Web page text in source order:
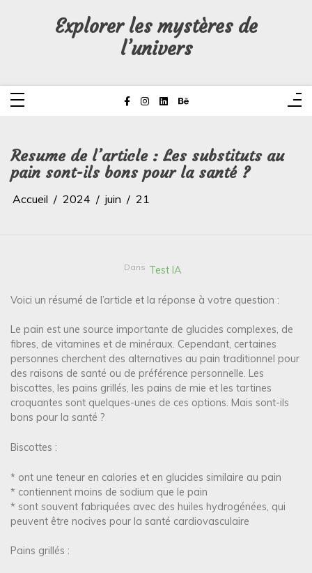
Explorer les mystères de
l’univers
Resume de l’article : Les substituts au
pain sont-ils bons pour la santé ?
Accueil 2024 juin 21
Dans Test IA
Voici un résumé de l’article et la réponse à votre question :
Le pain est une source importante de glucides complexes, de
fibres, de vitamines et de minéraux. Cependant, certaines
personnes cherchent des alternatives au pain traditionnel pour
des raisons de santé ou de préférence personnelle. Les
biscottes, les pains grillés, les pains de mie et les tartines
croquantes sont quelques-unes de ces options. Mais sont-ils
bons pour la santé ?
Biscottes :
* ont une teneur en calories et en glucides similaire au pain
* contiennent moins de sodium que le pain
* sont souvent fabriquées avec des huiles hydrogénées, qui
peuvent être nocives pour la santé cardiovasculaire
Pains grillés :